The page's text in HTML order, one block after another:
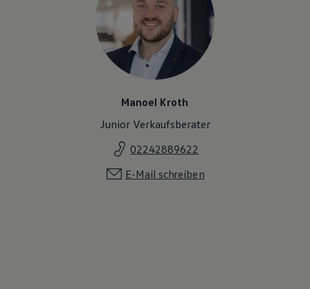
Manoel Kroth
Junior Verkaufsberater
02242889622
E-Mail schreiben